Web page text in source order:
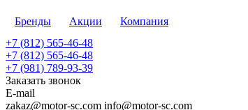
Бренды Акции Компания
+7 (812) 565-46-48
+7 (812) 565-46-48
+7 (981) 789-93-39
Заказать звонок
E-mail
zakaz@motor-sc.com info@motor-sc.com